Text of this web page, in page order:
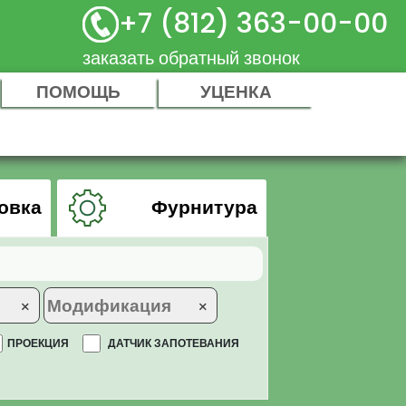
+7 (812) 363-00-00
заказать обратный звонок
ПОМОЩЬ
УЦЕНКА
Фурнитура
× ×
ПРОЕКЦИЯ ДАТЧИК ЗАПОТЕВАНИЯ